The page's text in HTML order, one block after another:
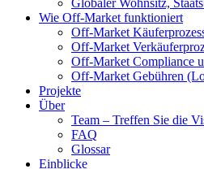
Wie Off-Market funktioniert
Off-Market
Off-Market
Off-Market Compliance
Off-Market Gebühren
Projekte
Über
Team – Treffen Sie die
FAQ
Glossar
Einblicke